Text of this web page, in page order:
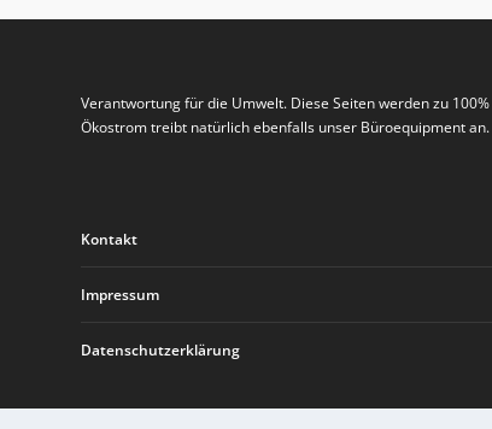
Verantwortung für die Umwelt. Diese Seiten werden zu
Ökostrom treibt natürlich ebenfalls unser Büroequipment an.
Kontakt
Impressum
Datenschutzerklärung